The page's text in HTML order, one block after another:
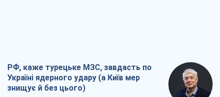
РФ, каже турецьке МЗС, завдасть по
Україні ядерного удару (а Київ мер
знищує й без цього)